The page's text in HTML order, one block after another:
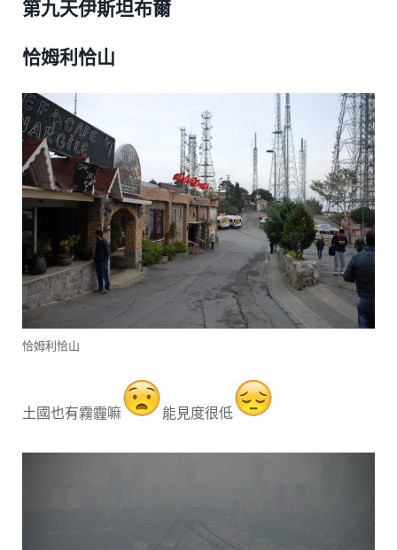
第九天伊斯坦布爾
恰姆利恰山
恰姆利恰山
土國也有霧霾嘛 能見度很低